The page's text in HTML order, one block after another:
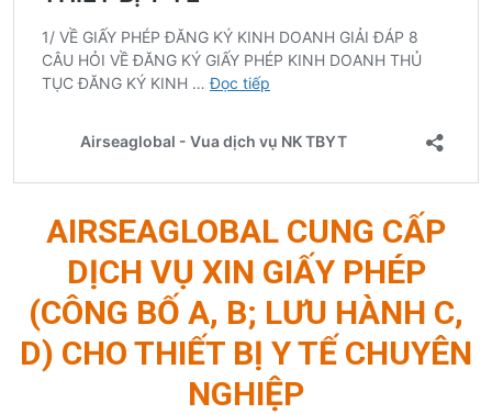
AIRSEAGLOBAL CUNG CẤP
DỊCH VỤ XIN GIẤY PHÉP
(CÔNG BỐ A, B; LƯU HÀNH C,
D) CHO THIẾT BỊ Y TẾ CHUYÊN
NGHIỆP